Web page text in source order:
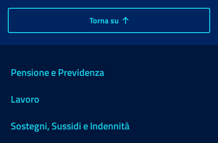
Torna su
Pensione e Previdenza
Lavoro
Sostegni, Sussidi e Indennità